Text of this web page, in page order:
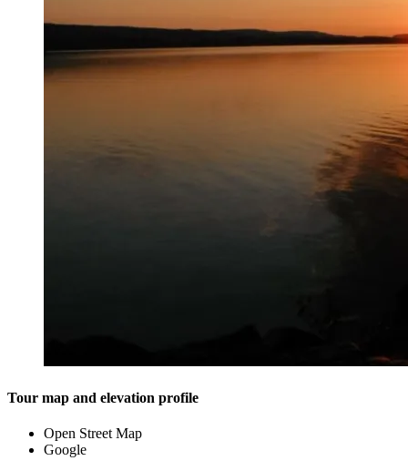
Tour map and elevation profile
Open Street Map
Google